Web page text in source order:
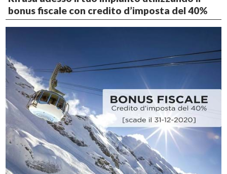
bonus fiscale con credito d’imposta del 40%